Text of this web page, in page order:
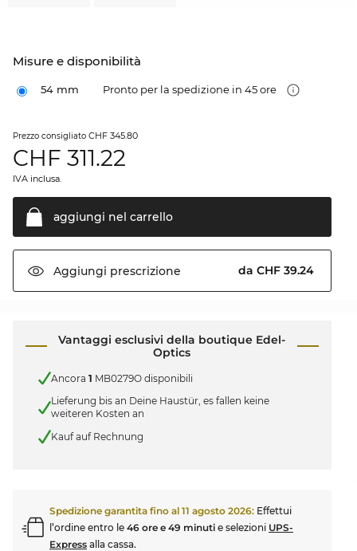
Misure e disponibilità
54 mm Pronto per la spedizione in 45 ore
Prezzo consigliato CHF 345.80
CHF 311.22
IVA inclusa.
aggiungi nel carrello
Aggiungi prescrizione da CHF 39.24
Vantaggi esclusivi della boutique Edel-
Optics
Ancora 1 MB0279O disponibili
Lieferung bis an Deine Haustür, es fallen keine
weiteren Kosten an
Kauf auf Rechnung
Spedizione garantita fino al 11 agosto 2026: Effettui
l’ordine entro le 46 ore e 49 minuti e selezioni UPS-
Express alla cassa.